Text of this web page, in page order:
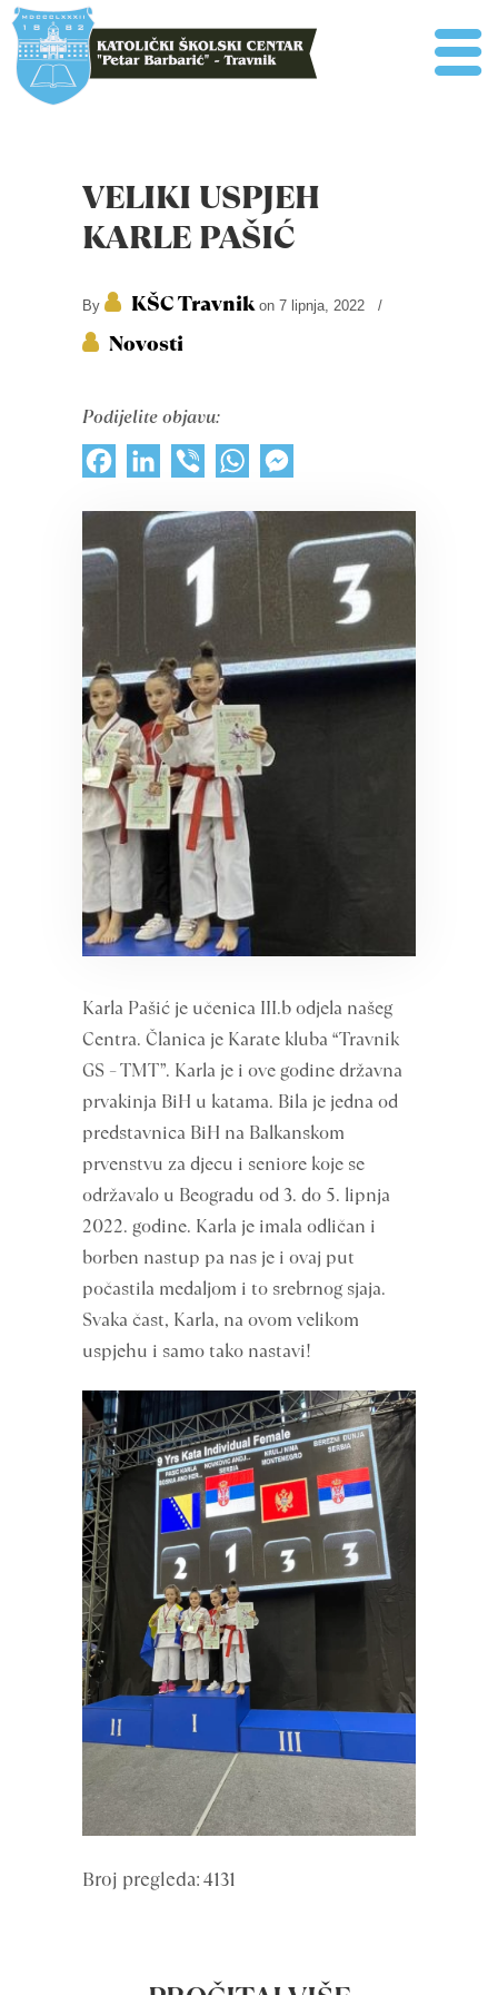
VELIKI USPJEH
KARLE PAŠIĆ
By KŠC Travnikon 7 lipnja, 2022 /
Novosti
Podijelite objavu:
FacebookLinkedInViber WhatsApp
Karla Pašić je učenica III.b odjela našeg
Centra. Članica je Karate kluba “Travnik
GS – TMT”. Karla je i ove godine državna
prvakinja BiH u katama. Bila je jedna od
predstavnica BiH na Balkanskom
prvenstvu za djecu i seniore koje se
održavalo u Beogradu od 3. do 5. lipnja
2022. godine. Karla je imala odličan i
borben nastup pa nas je i ovaj put
počastila medaljom i to srebrnog sjaja.
Svaka čast, Karla, na ovom velikom
uspjehu i samo tako nastavi!
Broj pregleda: 4131